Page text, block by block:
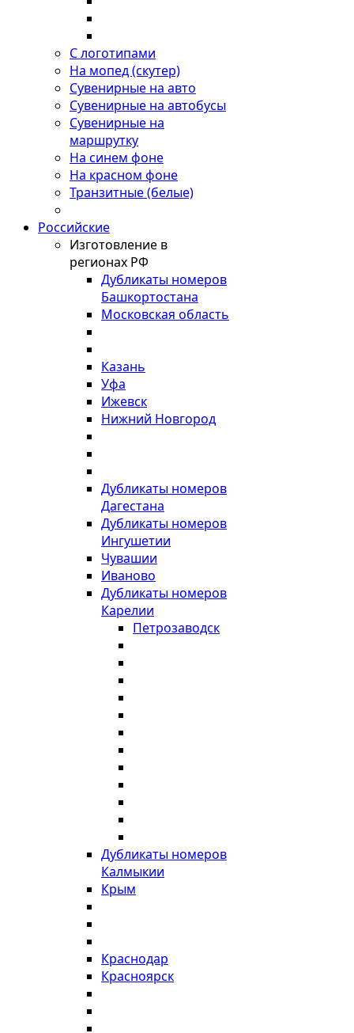
С логотипами
На мопед (скутер)
Сувенирные на авто
Сувенирные на автобусы
Сувенирные на
маршрутку
На синем фоне
На красном фоне
Транзитные (белые)
Российские
Изготовление в
регионах РФ
Дубликаты номеров
Башкортостана
Московская область
Казань
Уфа
Ижевск
Нижний Новгород
Дубликаты номеров
Дагестана
Дубликаты номеров
Ингушетии
Чувашии
Иваново
Дубликаты номеров
Карелии
Петрозаводск
Дубликаты номеров
Калмыкии
Крым
Краснодар
Красноярск